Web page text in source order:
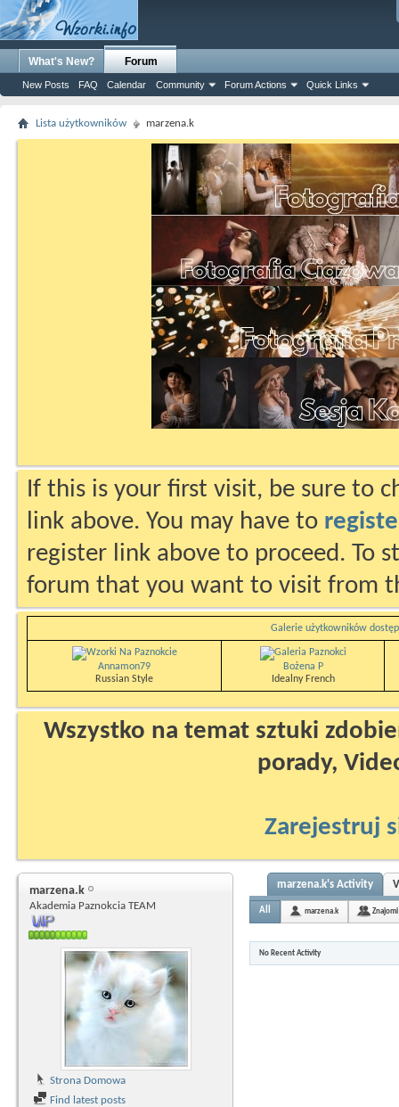
What's New? Forum
New Posts FAQ Calendar Community Forum Actions Quick Links
Lista użytkowników marzena.k
If this is your first visit, be sure to
link above. You may have to
register link above to proceed. To
forum that you want to visit from
Galerie użytkowników
Annamon79
Russian Style
Bożena P
Idealny French
Wszystko na temat sztuki
porady,
Zarejestruj
marzena.k
Akademia Paznokcia TEAM
Strona Domowa
Find latest posts
marzena.k's Activity
All marzena.k Znajomi
No Recent Activity